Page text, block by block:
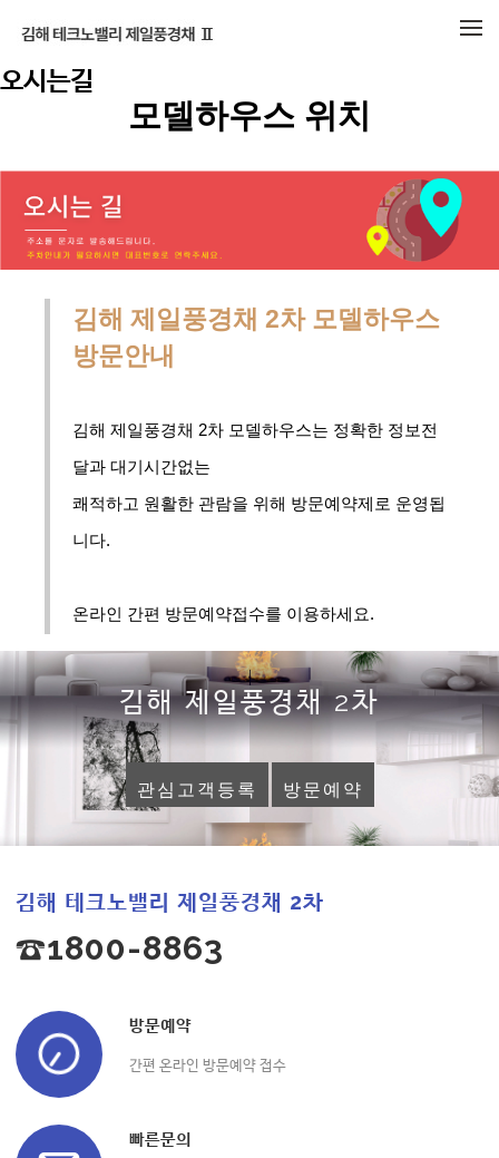
오시는길
모델하우스 위치
김해 제일풍경채 2차 모델하우스
방문안내
김해 제일풍경채 2차 모델하우스는 정확한 정보전
달과 대기시간없는
쾌적하고 원활한 관람을 위해 방문예약제로 운영됩
니다.
온라인 간편 방문예약접수를 이용하세요.
김해 제일풍경채 2차
관심고객등록 방문예약
김해 테크노밸리 제일풍경채 2차
☎1800-8863
방문예약
간편 온라인 방문예약 접수
빠른문의